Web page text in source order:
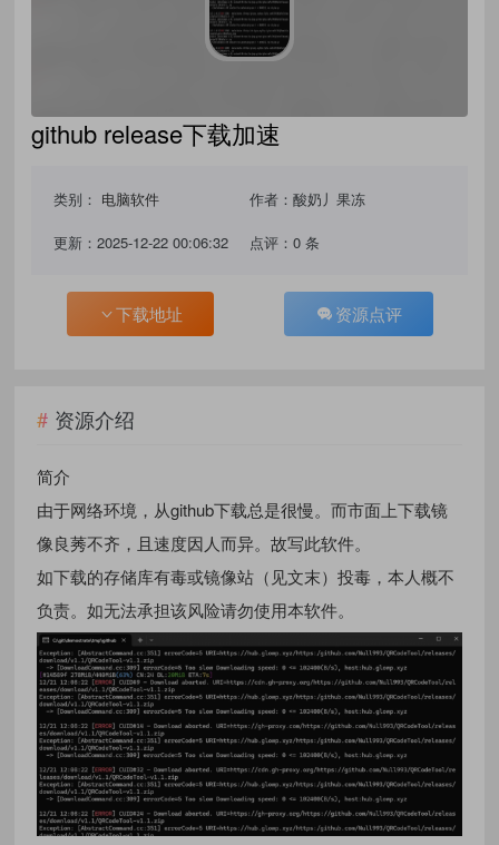
github release下载加速
类别： 电脑软件 作者：酸奶丿果冻
更新：2025-12-22 00:06:32 点评：0 条
下载地址 资源点评
资源介绍
简介
由于网络环境，从github下载总是很慢。而市面上下载镜
像良莠不齐，且速度因人而异。故写此软件。
如下载的存储库有毒或镜像站（见文末）投毒，本人概不
负责。如无法承担该风险请勿使用本软件。